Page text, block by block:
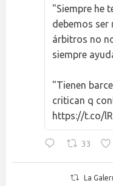
"Siempre he
debemos ser
árbitros no
siempre
"Tienen
critican q
https://t.co/
33
La